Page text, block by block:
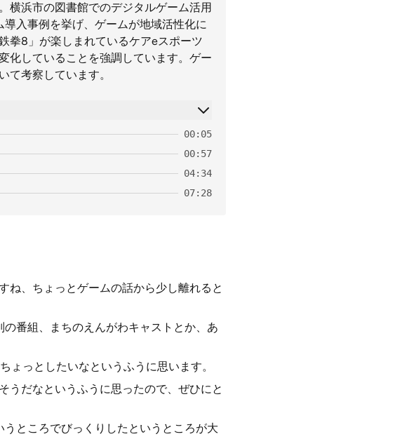
横浜市の図書館でのデジタルゲーム活用
入事例を挙げ、ゲームが地域活性化に
拳8」が楽しまれているケアeスポーツ
化していることを強調しています。ゲー
て考察しています。
00:05
00:57
04:34
07:28
ね、ちょっとゲームの話から少し離れると
番組、まちのえんがわキャストとか、あ
ょっとしたいなというふうに思います。
うだなというふうに思ったので、ぜひにと
ところでびっくりしたというところが大